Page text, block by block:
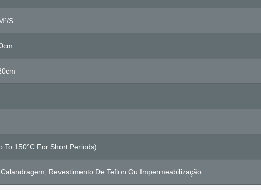
s
To 150°C For Short Periods)
Revestimento De Teflon Ou Impermeabilização